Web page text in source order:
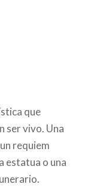
que
ser vivo. Una
requiem
estatua o una